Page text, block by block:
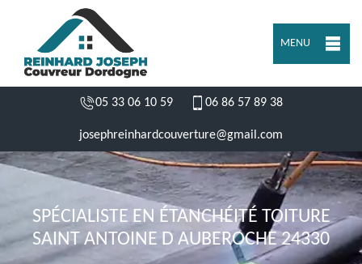
MENU
05 33 06 10 59 06 86 57 89 38
josephreinhardcouverture@gmail.com
SPÉCIALISTE EN ÉTANCHÉITÉ TOITURE
SAINT ANTOINE D AUBEROCHE 24330